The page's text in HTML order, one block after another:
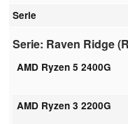
Serie
Serie: Raven Ridge
AMD Ryzen 5 2400G
AMD Ryzen 3 2200G